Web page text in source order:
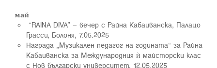
май
“RAINA DIVA” – вечер с Райна Кабаиванска, Палацо
Грасси, Болоня, 7.05.2025
Награда „Музикален педагог на годината“ за Райна
Кабаиванска за Международния ѝ майсторски клас
с Нов български университет, 12.05.2025